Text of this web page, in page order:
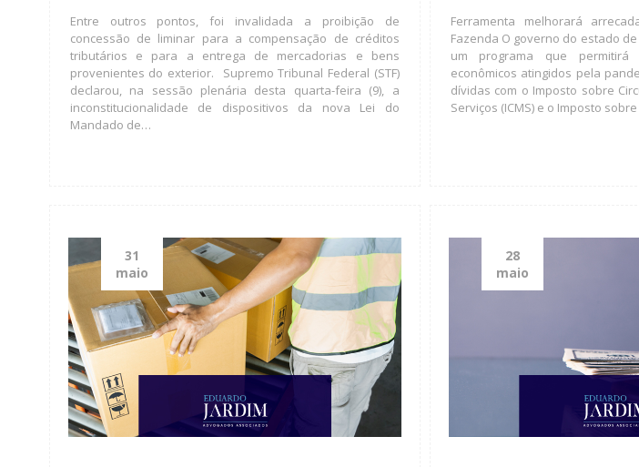
Entre outros pontos, foi invalidada a proibição de
concessão de liminar para a compensação de créditos
tributários e para a entrega de mercadorias e bens
provenientes do exterior. Supremo Tribunal Federal (STF)
declarou, na sessão plenária desta quarta-feira (9), a
inconstitucionalidade de dispositivos da nova Lei do
Mandado de…
Ferramenta melhorará
Fazenda O governo do estado
um programa que
econômicos atingidos pela
dívidas com o Imposto sobre
Serviços (ICMS) e o Imposto
31
maio
28
maio